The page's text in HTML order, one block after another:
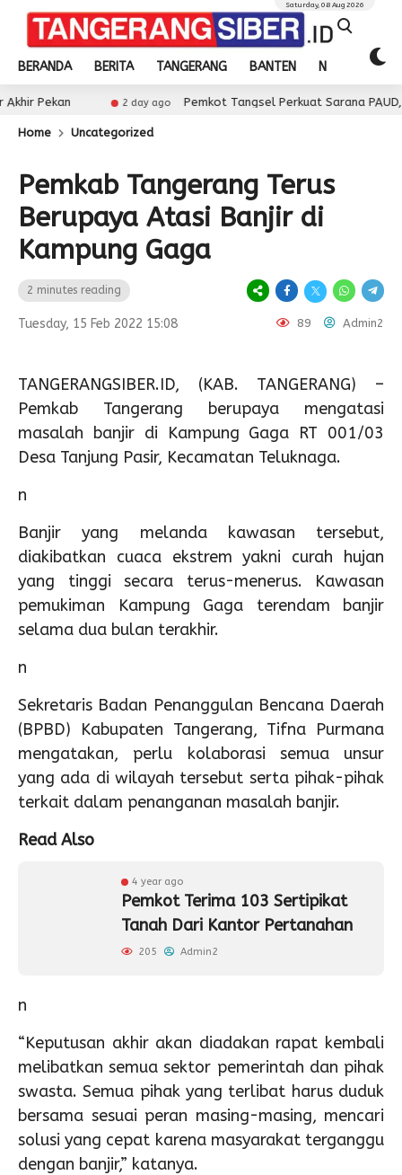
BERANDA BERITA TANGERANG BANTEN NASIONAL
Saturday, 08 Aug 2026
2 day ago Pemkot Tangsel Perkuat Sarana PAUD, Dorong
Home Uncategorized
Pemkab Tangerang Terus
Berupaya Atasi Banjir di
Kampung Gaga
2 minutes reading
Tuesday, 15 Feb 2022 15:08 89 Admin2
TANGERANGSIBER.ID, (KAB. TANGERANG) –
Pemkab Tangerang berupaya mengatasi
masalah banjir di Kampung Gaga RT 001/03
Desa Tanjung Pasir, Kecamatan Teluknaga.
n
Banjir yang melanda kawasan tersebut,
diakibatkan cuaca ekstrem yakni curah hujan
yang tinggi secara terus-menerus. Kawasan
pemukiman Kampung Gaga terendam banjir
selama dua bulan terakhir.
n
Sekretaris Badan Penanggulan Bencana Daerah
(BPBD) Kabupaten Tangerang, Tifna Purmana
mengatakan, perlu kolaborasi semua unsur
yang ada di wilayah tersebut serta pihak-pihak
terkait dalam penanganan masalah banjir.
Read Also
4 year ago
Pemkot Terima 103 Sertipikat
Tanah Dari Kantor Pertanahan
205 Admin2
n
“Keputusan akhir akan diadakan rapat kembali
melibatkan semua sektor pemerintah dan pihak
swasta. Semua pihak yang terlibat harus duduk
bersama sesuai peran masing-masing, mencari
solusi yang cepat karena masyarakat terganggu
dengan banjir,” katanya.